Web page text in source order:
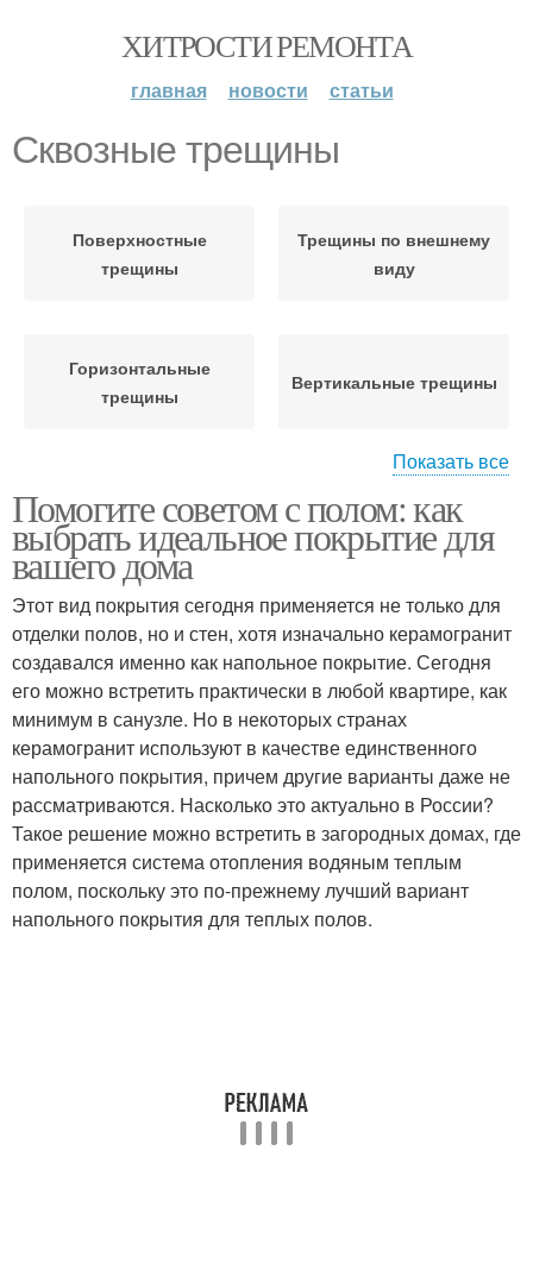
ХИТРОСТИ РЕМОНТА
главная новости статьи
Сквозные трещины
Поверхностные
трещины
Трещины по внешнему
виду
Горизонтальные
трещины
Вертикальные трещины
Усадочные трещины
Показать все
Помогите советом с полом: как
выбрать идеальное покрытие для
вашего дома
Этот вид покрытия сегодня применяется не только для
отделки полов, но и стен, хотя изначально керамогранит
создавался именно как напольное покрытие. Сегодня
его можно встретить практически в любой квартире, как
минимум в санузле. Но в некоторых странах
керамогранит используют в качестве единственного
напольного покрытия, причем другие варианты даже не
рассматриваются. Насколько это актуально в России?
Такое решение можно встретить в загородных домах, где
применяется система отопления водяным теплым
полом, поскольку это по-прежнему лучший вариант
напольного покрытия для теплых полов.